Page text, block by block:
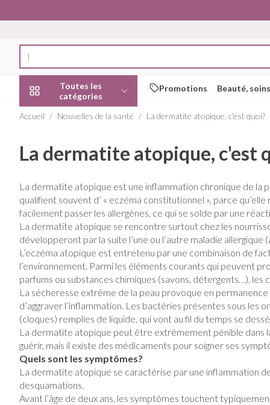
Rechercher
Toutes les
catégories
Promotions
Beauté, soins et
hygiène
Soins du cuir
des cheveux
Peignes -
Irritation du cuir
cheveux abîmés
Produits
spray
Soins des
Afficher plus
Bouche
Bouche sèche
Régime, alimentation &
vitamines
Afficher le sous-menu pour la
Minceur
Réducteur
Ventre plat
Brûleurs de
Afficher plus
Grossesse et enfants
Afficher le sous-menu pour la
Grossesse
Allaitement
Soins du corps
Vitamines et
nutritionnels
Afficher plus
Vitalité 50+
Afficher le sous-menu pour la
Mémoire
Sexualité
Jambes
Naturopathie
Afficher le sous-menu pour la
Huiles
Complexe -
Oligo-
Huiles
Soins à domicile et
premiers soins
Afficher le sous-menu pour la
Lentilles et
Lunettes
Soins à
Piles
Accessoires
Matériel stérile
Animaux et insectes
Afficher le sous-menu pour la
Insectes
Anti Insectes
Pince tiques
Chiens
Griffes et
Digestion
Pelage, peau
Système
intestinal
Antiacides
Foie, vésicule
pancréas
Nausées
Laxatifs
Afficher plus
Peau
Mycoses
Boutons de
Promotions Beauté,
Accueil / Nouvelles de la santé / La dermatite atopique, c'est quoi?
La dermatite atopique, c'est
La dermatite atopique est une inflammation chronique de la
qualifient souvent d’ « eczéma constitutionnel », parce
facilement passer les allergènes, ce qui se solde par une
La dermatite atopique se rencontre surtout chez les
développeront par la suite l’une ou l’autre maladie
L’eczéma atopique est entretenu par une combinaison de
l’environnement. Parmi les éléments courants qui peuvent
parfums ou substances chimiques (savons, détergents…),
La sécheresse extrême de la peau provoque en
d’aggraver l’inflammation. Les bactéries présentes sous les
(cloques) remplies de liquide, qui vont au fil du temps se
La dermatite atopique peut être extrêmement pénible dans
guérir, mais il existe des médicaments pour soigner ses
Quels sont les symptômes?
La dermatite atopique se caractérise par une inflammation
desquamations.
Avant l’âge de deux ans, les symptômes touchent